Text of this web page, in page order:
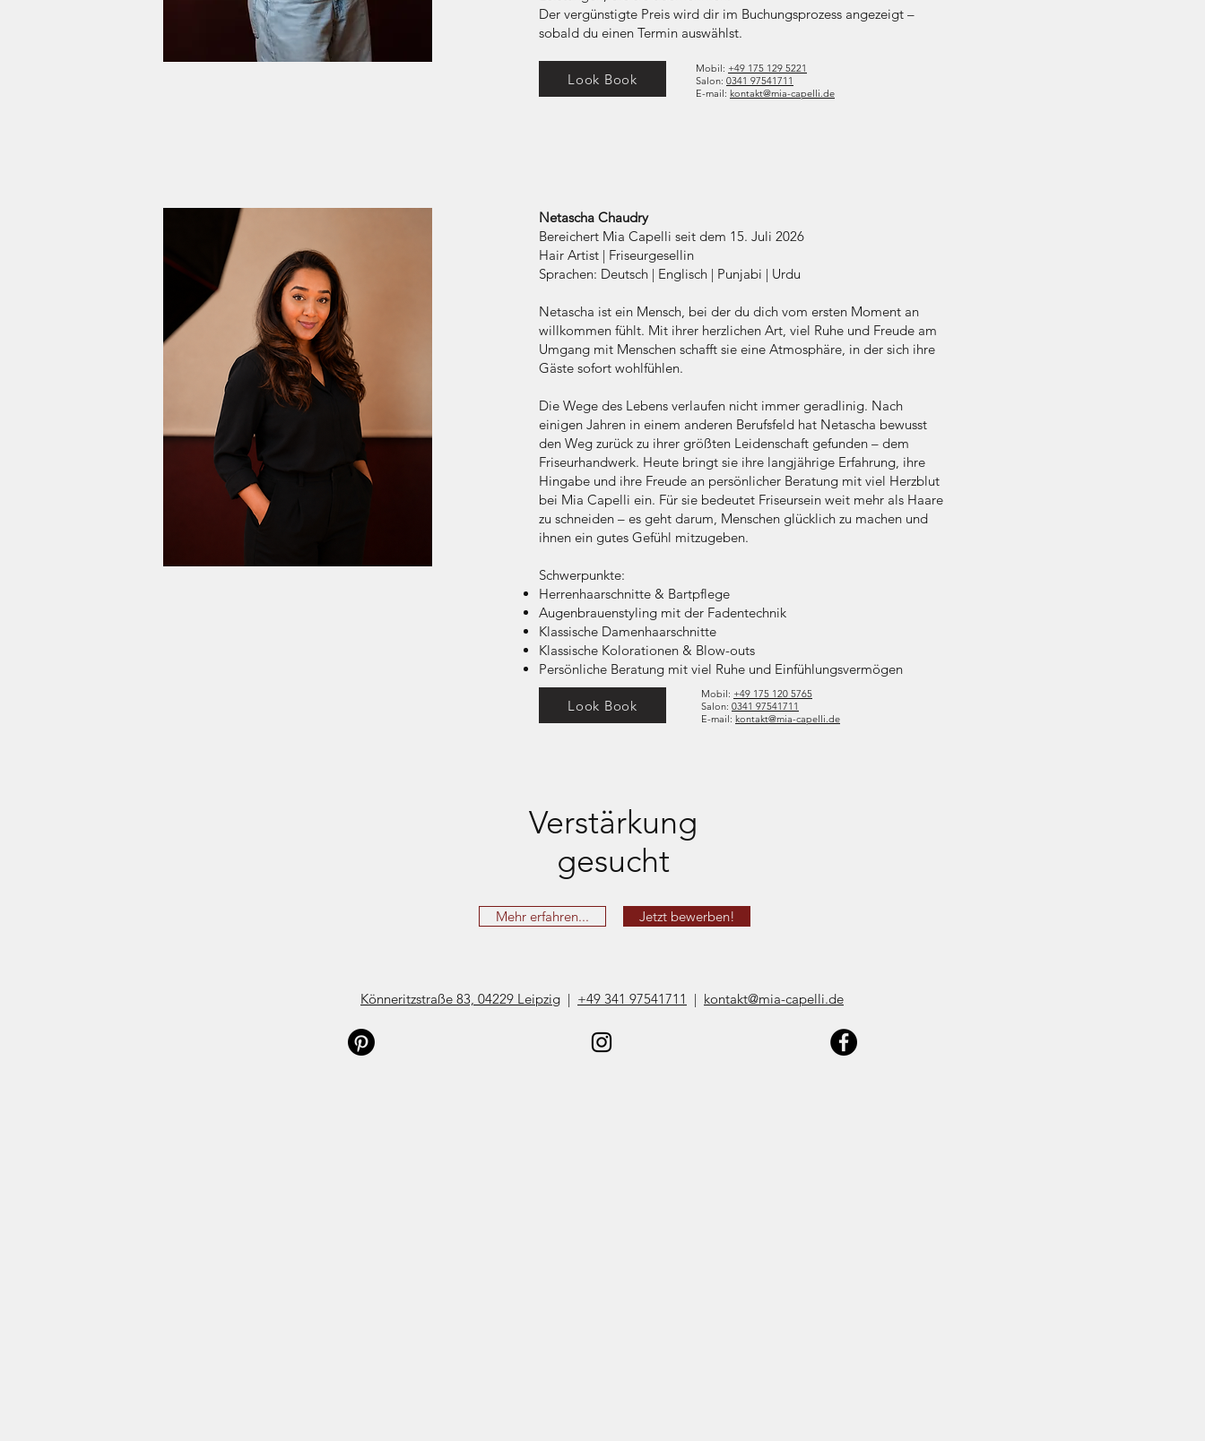
Der vergünstigte Preis wird dir im Buchungsprozess angezeigt –
sobald du einen Termin auswählst.
Look Book
Mobil: +49 175 129 5221
Salon: 0341 97541711
E-mail: kontakt@mia-capelli.de
Netascha Chaudry
Bereichert Mia Capelli seit dem 15. Juli 2026
Hair Artist | Friseurgesellin
Sprachen: Deutsch | Englisch | Punjabi | Urdu
Netascha ist ein Mensch, bei der du dich vom ersten Moment an
willkommen fühlt. Mit ihrer herzlichen Art, viel Ruhe und Freude am
Umgang mit Menschen schafft sie eine Atmosphäre, in der sich ihre
Gäste sofort wohlfühlen.
Die Wege des Lebens verlaufen nicht immer geradlinig. Nach
einigen Jahren in einem anderen Berufsfeld hat Netascha bewusst
den Weg zurück zu ihrer größten Leidenschaft gefunden – dem
Friseurhandwerk. Heute bringt sie ihre langjährige Erfahrung, ihre
Hingabe und ihre Freude an persönlicher Beratung mit viel Herzblut
bei Mia Capelli ein. Für sie bedeutet Friseursein weit mehr als Haare
zu schneiden – es geht darum, Menschen glücklich zu machen und
ihnen ein gutes Gefühl mitzugeben.
Schwerpunkte:
Herrenhaarschnitte & Bartpflege
Augenbrauenstyling mit der Fadentechnik
Klassische Damenhaarschnitte
Klassische Kolorationen & Blow-outs
Persönliche Beratung mit viel Ruhe und Einfühlungsvermögen
Look Book
Mobil: +49 175 120 5765
Salon: 0341 97541711
E-mail: kontakt@mia-capelli.de
Verstärkung
gesucht
Mehr erfahren... Jetzt bewerben!
Könneritzstraße 83, 04229 Leipzig ​ | +49 341 97541711 | kontakt@mia-capelli.de